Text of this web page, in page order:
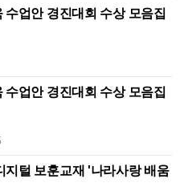
수업안 경진대회 수상 모음집
수업안 경진대회 수상 모음집
지털 보훈교재 '나라사랑 배움